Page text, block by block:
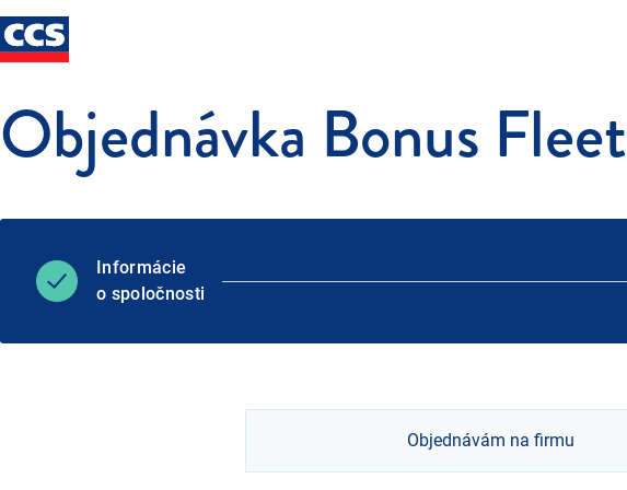
Objednávka Bonus Fleet
Informácie
o spoločnosti
Objednávám na firmu